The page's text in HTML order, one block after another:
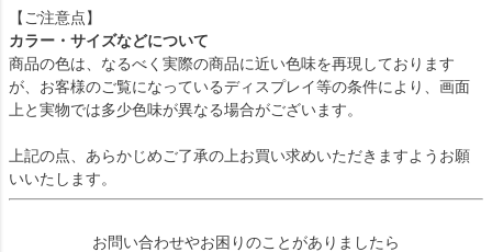
【ご注意点】
カラー・サイズなどについて
商品の色は、なるべく実際の商品に近い色味を再現しております
が、お客様のご覧になっているディスプレイ等の条件により、画面
上と実物では多少色味が異なる場合がございます。
上記の点、あらかじめご了承の上お買い求めいただきますようお願
いいたします。
お問い合わせやお困りのことがありましたら